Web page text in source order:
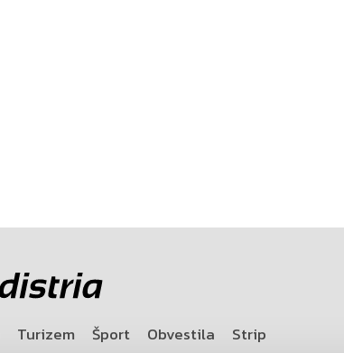
Turizem Šport Obvestila
Strip